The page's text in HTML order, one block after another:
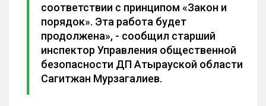
соответствии с принципом «Закон и
порядок». Эта работа будет
продолжена», - сообщил старший
инспектор Управления общественной
безопасности ДП Атырауской области
Сагитжан Мурзагалиев.